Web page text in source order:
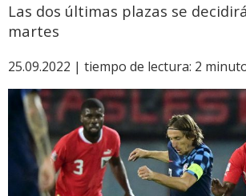
Las dos últimas plazas se
martes
25.09.2022 | tiempo de lectura: 2